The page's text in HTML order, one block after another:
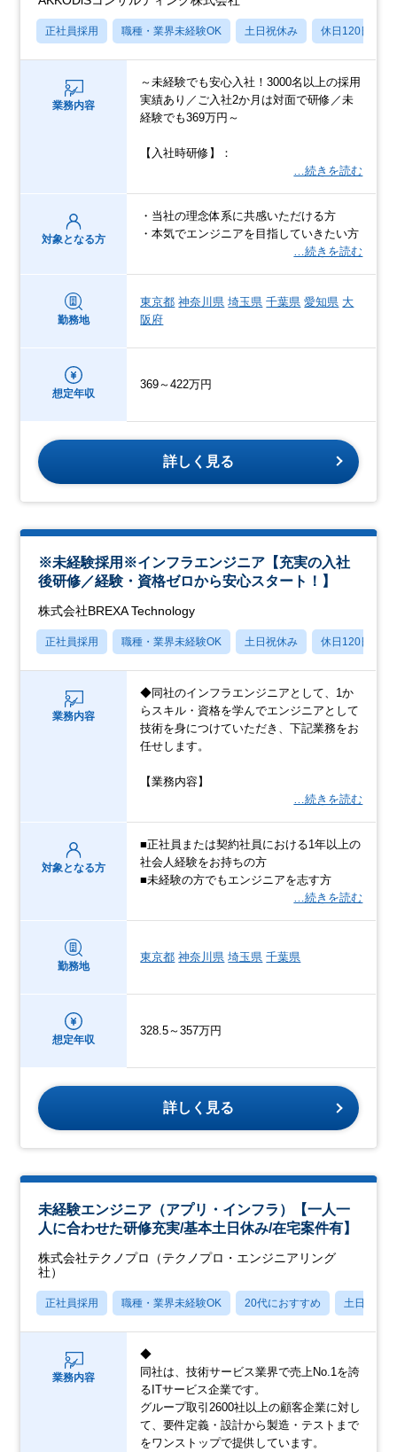
正社員採用 職種・業界未経験OK 土日祝休み 休日120日以上
業務内容
～未経験でも安心入社！3000名以上の採用
実績あり／ご入社2か月は対面で研修／未
経験でも369万円～
【入社時研修】：
…続きを読む
対象となる方
・当社の理念体系に共感いただける方
・本気でエンジニアを目指していきたい方
…続きを読む
勤務地
東京都 神奈川県 埼玉県 千葉県 愛知県 大
阪府
想定年収
369～422万円
詳しく見る
※未経験採用※インフラエンジニア【充実の入社
後研修／経験・資格ゼロから安心スタート！】
株式会社BREXA Technology
正社員採用 職種・業界未経験OK 土日祝休み 休日120日以上
業務内容
◆同社のインフラエンジニアとして、1か
らスキル・資格を学んでエンジニアとして
技術を身につけていただき、下記業務をお
任せします。
【業務内容】
…続きを読む
対象となる方
■正社員または契約社員における1年以上の
社会人経験をお持ちの方
■未経験の方でもエンジニアを志す方
…続きを読む
勤務地
東京都 神奈川県 埼玉県 千葉県
想定年収
328.5～357万円
詳しく見る
未経験エンジニア（アプリ・インフラ）【一人一
人に合わせた研修充実/基本土日休み/在宅案件有】
株式会社テクノプロ（テクノプロ・エンジニアリング
社）
正社員採用 職種・業界未経験OK 20代におすすめ 土日祝休み
業務内容
◆
同社は、技術サービス業界で売上No.1を誇
るITサービス企業です。
グループ取引2600社以上の顧客企業に対し
て、要件定義・設計から製造・テストまで
をワンストップで提供しています。